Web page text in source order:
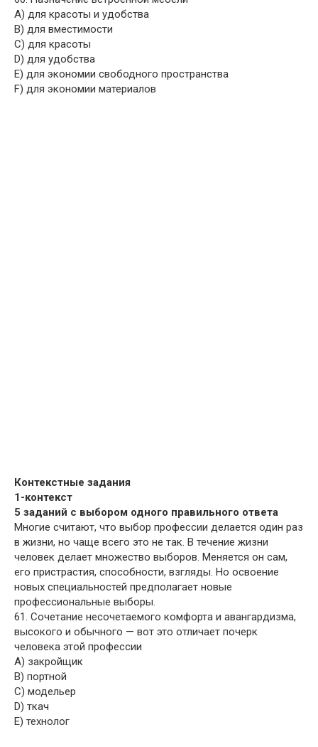
A) для красоты и удобства
B) для вместимости
C) для красоты
D) для удобства
E) для экономии свободного пространства
F) для экономии материалов
Контекстные задания
1-контекст
5 заданий с выбором одного правильного ответа
Многие считают, что выбор профессии делается один раз
в жизни, но чаще всего это не так. В течение жизни
человек делает множество выборов. Меняется он сам,
его пристрастия, способности, взгляды. Но освоение
новых специальностей предполагает новые
профессиональные выборы.
61. Сочетание несочетаемого комфорта и авангардизма,
высокого и обычного — вот это отличает почерк
человека этой профессии
A) закройщик
B) портной
C) модельер
D) ткач
E) технолог